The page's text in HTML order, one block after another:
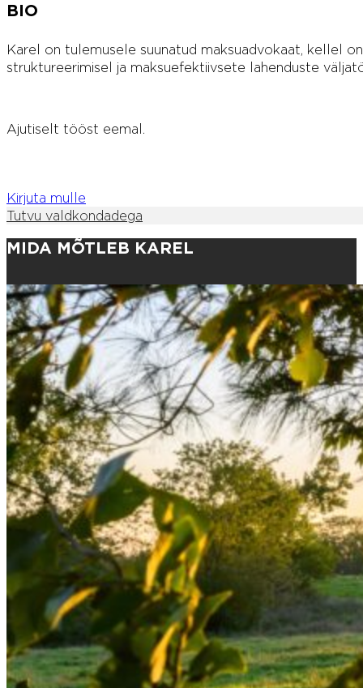
BIO
Karel on tulemusele suunatud maksuadvokaat, kellel
struktureerimisel ja maksuefektiivsete lahenduste
Ajutiselt tööst eemal.
Kirjuta mulle
Tutvu valdkondadega
MIDA MÕTLEB KAREL